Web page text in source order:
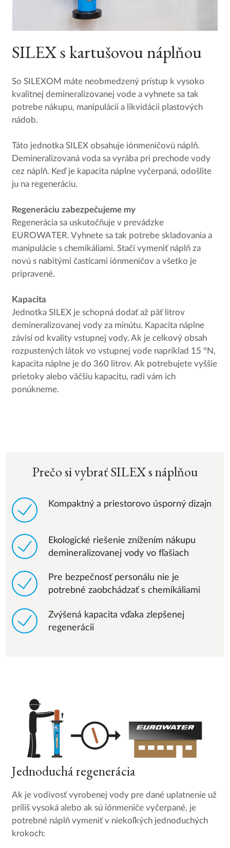
SILEX s kartušovou náplňou
So SILEXOM máte neobmedzený prístup k vysoko
kvalitnej demineralizovanej vode a vyhnete sa tak
potrebe nákupu, manipulácii a likvidácii plastových
nádob.
Táto jednotka SILEX obsahuje iónmeničovú náplň.
Demineralizovaná voda sa vyrába pri prechode vody
cez náplň. Keď je kapacita náplne vyčerpaná, odošlite
ju na regeneráciu.
Regeneráciu zabezpečujeme my
Regenerácia sa uskutočňuje v prevádzke
EUROWATER. Vyhnete sa tak potrebe skladovania a
manipulácie s chemikáliami. Stačí vymeniť náplň za
novú s nabitými časticami iónmeničov a všetko je
pripravené.
Kapacita
Jednotka SILEX je schopná dodať až päť litrov
demineralizovanej vody za minútu. Kapacita náplne
závisí od kvality vstupnej vody. Ak je celkový obsah
rozpustených látok vo vstupnej vode napríklad 15 °N,
kapacita náplne je do 360 litrov. Ak potrebujete vyššie
prietoky alebo väčšiu kapacitu, radi vám ich
ponúkneme.
Prečo si vybrať SILEX s náplňou
Kompaktný a priestorovo úsporný dizajn
Ekologické riešenie znížením nákupu
demineralizovanej vody vo fľašiach
Pre bezpečnosť personálu nie je
potrebné zaobchádzať s chemikáliami
Zvýšená kapacita vďaka zlepšenej
regenerácii
Jednoduchá regenerácia
Ak je vodivosť vyrobenej vody pre dané uplatnenie už
príliš vysoká alebo ak sú iónmeniče vyčerpané, je
potrebné náplň vymeniť v niekoľkých jednoduchých
krokoch: